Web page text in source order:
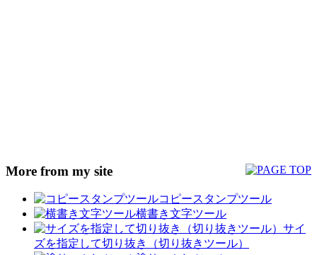
More from my site
コピースタンプツール
横書き文字ツール
サイ
ズを指定して切り抜き（切り抜きツール）